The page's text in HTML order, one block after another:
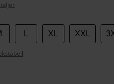
XL XXL